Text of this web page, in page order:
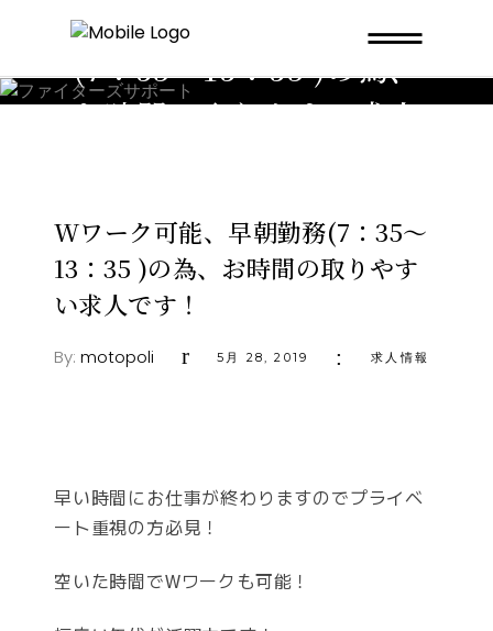
Wワーク可能、早朝勤務
(7：35～13：35 )の為、
お時間の取りやすい求人
Wワーク可能、早朝勤務(7：35～
13：35 )の為、お時間の取りやす
い求人です！
By: motopoli 5月 28, 2019 求人情報
早い時間にお仕事が終わりますのでプライベ
ート重視の方必見！
空いた時間でWワークも可能！